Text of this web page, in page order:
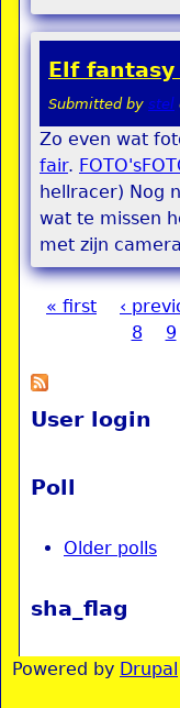
Elf
Submitted by stel
Zo even wat
fair. FOTO's
hellracer) Nog
wat te missen
met zijn
« first ‹
8
9
User login
Poll
Older polls
sha_flag
Powered by Drupal